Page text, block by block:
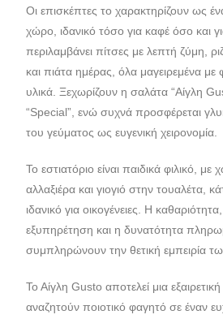
Οι επισκέπτες το χαρακτηρίζουν ως
χώρο, ιδανικό τόσο για καφέ όσο και
περιλαμβάνει πίτσες με λεπτή ζύμη,
και πιάτα ημέρας, όλα μαγειρεμένα με
υλικά. Ξεχωρίζουν η σαλάτα “Αίγλη
“Special”, ενώ συχνά προσφέρεται
του γεύματος ως ευγενική χειρονομία.
Το εστιατόριο είναι παιδικά φιλικό, με
αλλαξιέρα και γιογιό στην τουαλέτα,
ιδανικό για οικογένειες. Η
εξυπηρέτηση και η δυνατότητα
συμπληρώνουν την θετική εμπειρία
Το Αίγλη Gusto αποτελεί μια
αναζητούν ποιοτικό φαγητό σε έναν